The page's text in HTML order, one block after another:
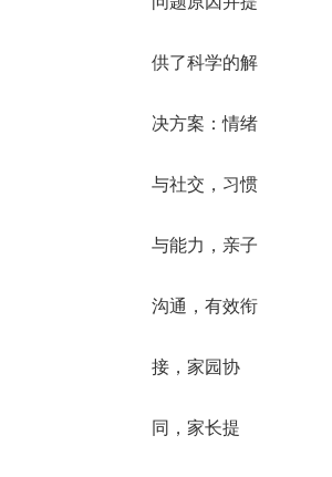
供了科学的解
决方案：情绪
与社交，习惯
与能力，亲子
沟通，有效衔
接，家园协
同，家长提